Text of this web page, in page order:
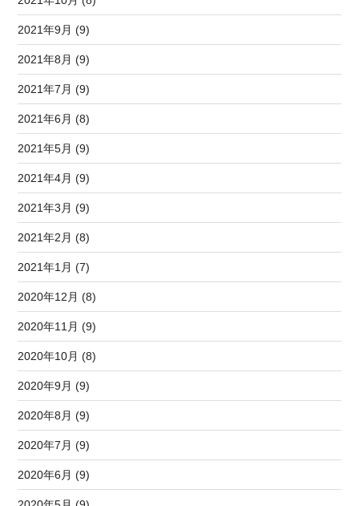
2021年9月 (9)
2021年8月 (9)
2021年7月 (9)
2021年6月 (8)
2021年5月 (9)
2021年4月 (9)
2021年3月 (9)
2021年2月 (8)
2021年1月 (7)
2020年12月 (8)
2020年11月 (9)
2020年10月 (8)
2020年9月 (9)
2020年8月 (9)
2020年7月 (9)
2020年6月 (9)